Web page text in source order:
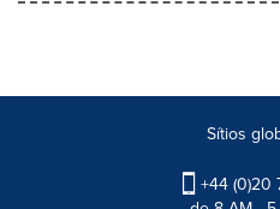
Sítios
+44 (0)20